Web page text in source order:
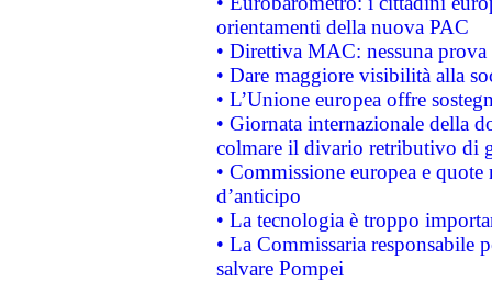
orientamenti della nuova PAC
• Direttiva MAC: nessuna
• Dare maggiore visibilità alla
• L’Unione europea offre
• Giornata internazionale della
colmare il divario retributivo di
• Commissione europea e
d’anticipo
• La tecnologia è troppo
• La Commissaria responsabile
salvare Pompei